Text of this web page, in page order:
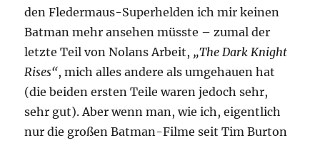
den Fledermaus-Superhelden ich mir keinen
Batman mehr ansehen müsste – zumal der
letzte Teil von Nolans Arbeit, „The Dark Knight
Rises“, mich alles andere als umgehauen hat
(die beiden ersten Teile waren jedoch sehr,
sehr gut). Aber wenn man, wie ich, eigentlich
nur die großen Batman-Filme seit Tim Burton